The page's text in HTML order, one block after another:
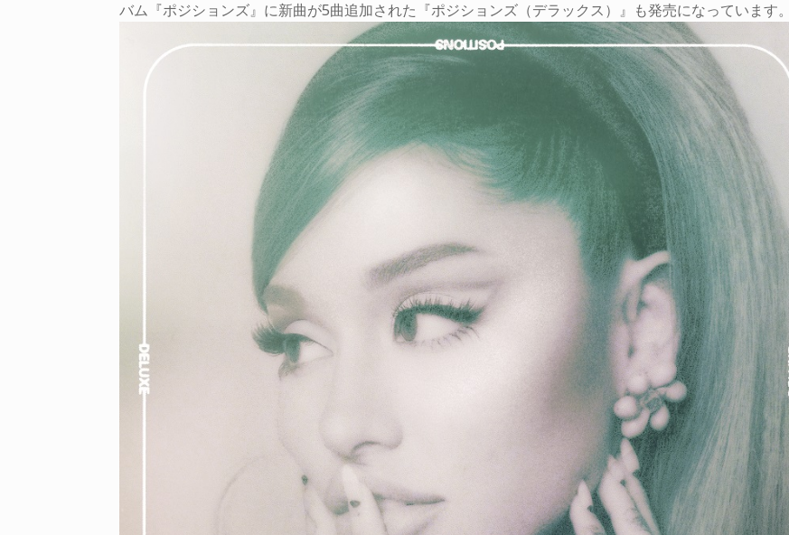
バム『ポジションズ』に新曲が5曲追加された『ポジションズ（デラックス）』も発売になっています。